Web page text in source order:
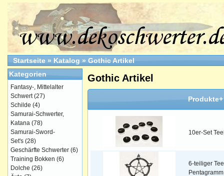
Startseite » Katalog » Gothic Artikel
Gothic Artikel
Produkte+
10er-Set
6-teiliger
Pentagramm
Kategorien
Fantasy-, Mittelalter
Schwert(27)
Schilde (4)
Samurai-Schwerter,
Katana (78)
Samurai-Sword-
Set's (28)
Geschärfte Schwerter (6)
Training Bokken (6)
Dolche (26)